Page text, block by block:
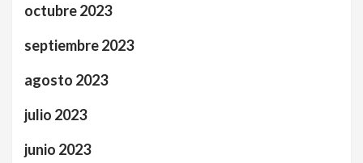
octubre 2023
septiembre 2023
agosto 2023
julio 2023
junio 2023